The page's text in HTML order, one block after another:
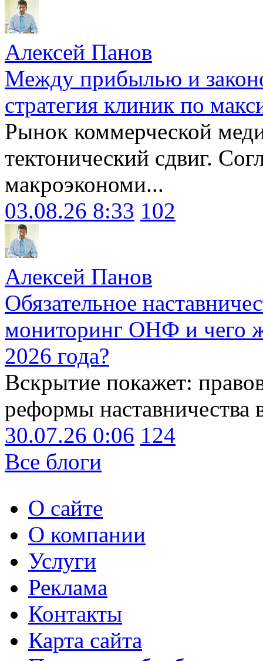
Алексей Панов
Между прибылью и
стратегия клиник по
Рынок коммерческой
тектонический сдвиг.
макроэкономи...
03.08.26 8:33 102
Алексей Панов
Обязательное
мониторинг ОНФ и чего
2026 года?
Вскрытие покажет:
реформы наставничества
30.07.26 0:06 124
Все блоги
О сайте
О компании
Услуги
Реклама
Контакты
Карта сайта